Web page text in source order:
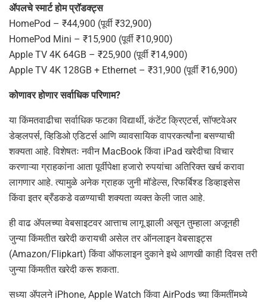
ॲपलचे स्मार्ट होम प्रॉडक्ट्स
HomePod – ₹44,900 (पूर्वी ₹32,900)
HomePod Mini – ₹15,900 (पूर्वी ₹10,900)
Apple TV 4K 64GB – ₹25,900 (पूर्वी ₹14,900)
Apple TV 4K 128GB + Ethernet – ₹31,900 (पूर्वी ₹16,900)
कोणावर होणार सर्वाधिक परिणाम?
या किंमतवाढीचा सर्वाधिक फटका विद्यार्थी, कंटेंट क्रिएटर्स, सॉफ्टवेअर
डेव्हलपर्स, व्हिडिओ एडिटर्स आणि व्यावसायिक वापरकर्त्यांना बसण्याची
शक्यता आहे. विशेषतः नवीन MacBook किंवा iPad खरेदीचा विचार
करणाऱ्या ग्राहकांना आता पूर्वीपेक्षा हजारो रुपयांचा अतिरिक्त खर्च करावा
लागणार आहे. त्यामुळे अनेक ग्राहक जुनी मॉडेल्स, रिफर्बिश्ड डिव्हाइसेस
किंवा इतर ब्रँडकडे वळण्याची शक्यता व्यक्त केली जात आहे.
ही वाढ ॲपलच्या वेबसाइटवर आत्ताच लागू झाली असून तुम्हाला अजूनही
जुन्या किंमतीत खरेदी करायची असेल तर ऑनलाइन वेबसाइट्स
(Amazon/Flipkart) किंवा ऑफलाइन दुकाने इथे आणखी काही दिवस तरी
जुन्या किंमतीत खरेदी करू शकता.
सध्या ॲपलने iPhone, Apple Watch किंवा AirPods च्या किंमतींमध्ये